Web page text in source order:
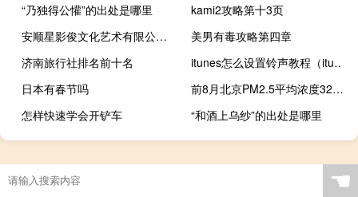
“乃独得公懽”的出处是哪里
kami2攻略第十3页
安顺星影俊文化艺术有限公司(关于安顺星影俊文化艺术有限公司简述)
美男有毒攻略第四章
济南旅行社排名前十名
itunes怎么设置铃声教程（itunes怎么设置铃声）
日本有春节吗
前8月北京PM2.5平均浓度32微克/立方米 月均浓度历年同期次优
怎样快速学会开铲车
“和酒上乌纱”的出处是哪里
☚